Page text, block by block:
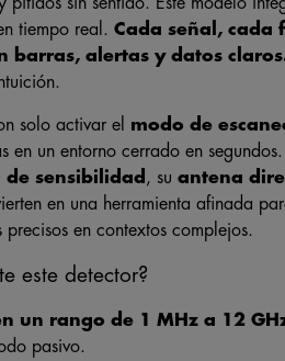
tiempo real.Cada señal, cada
barras, alertas y datos
solo activar el modo de
en un entorno cerrado en segundos.
de sensibilidad , suantena
en una herramienta afinada
precisos en contextos complejos.
este detector?
un rango de 1 MHz a 12
pasivo.